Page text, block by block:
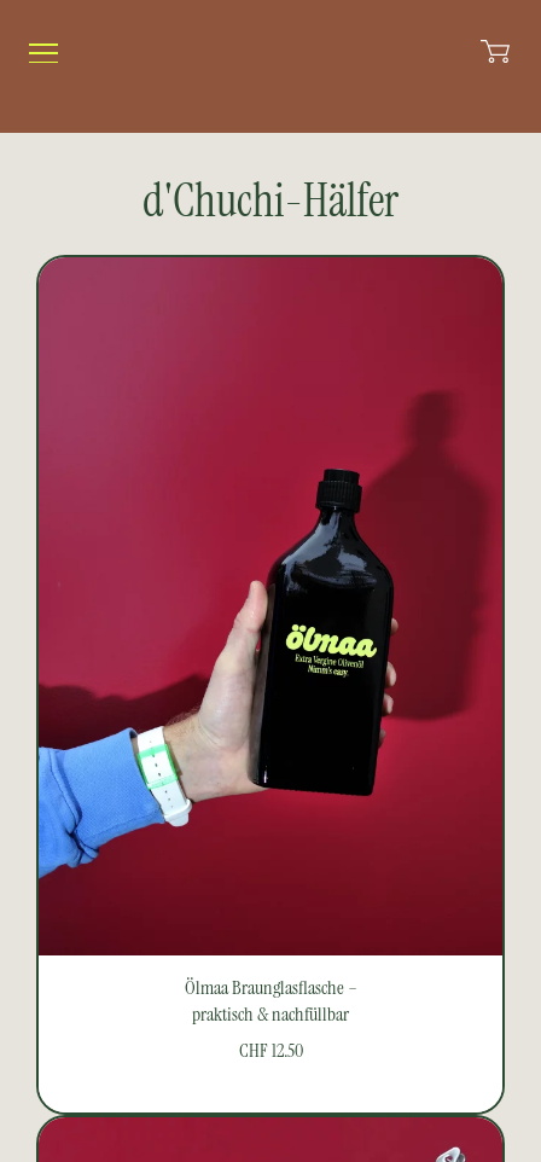
d'Chuchi-Hälfer
Ölmaa Braunglasflasche –
praktisch & nachfüllbar
CHF 12.50